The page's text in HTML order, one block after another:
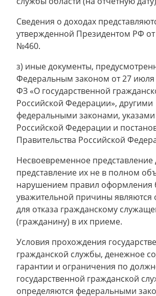
Сведения о доходах
утвержденной Президентом РФ от
№460.
з) иные документы,
Федеральным законом от 27 июля
ФЗ «О государственной
Российской Федерации», другими
федеральными законами,
Российской Федерации и
Правительства Российской
Несвоевременное представление
представление их не в полном
нарушением правил оформления
уважительной причины являются
для отказа гражданскому
(гражданину) в их приеме.
Условия прохождения
гражданской службы, денежное
гарантии и ограничения по
государственной гражданской
определяются федеральными